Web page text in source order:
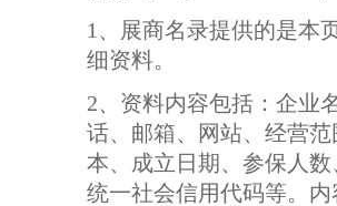
1、展商名录提供的是本
细资料。
2、资料内容包括：企业
话、邮箱、网站、经营
本、成立日期、参保人
统一社会信用代码等。